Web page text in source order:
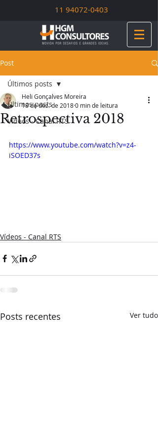
11 94072-0403
Post
Últimos posts
Vídeos - Canal RTS
Últimos posts
Retrospectiva 2018
Heli Gonçalves Moreira
18 de dez. de 20180 min de leitura
https://www.youtube.com/watch?v=z4-
iSOED37s
Vídeos - Canal RTS
Posts recentes Ver tudo